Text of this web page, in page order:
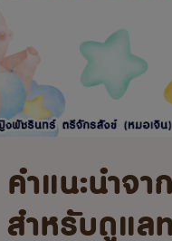
คำแนะนำจ
สำหรับดูแล